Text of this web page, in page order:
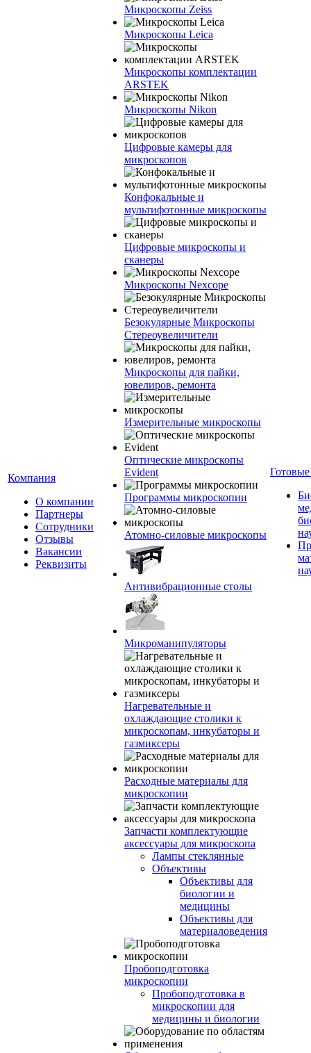
Компания
О компании
Партнеры
Сотрудники
Отзывы
Вакансии
Реквизиты
Микроскопы Zeiss
Микроскопы Leica
Микроскопы комплектации
ARSTEK
Микроскопы Nikon
Цифровые камеры для
микроскопов
Конфокальные и
мультифотонные микроскопы
Цифровые микроскопы и
сканеры
Микроскопы Nexcope
Безокулярные Микроскопы
Стереоувеличители
Микроскопы для пайки,
ювелиров, ремонта
Измерительные микроскопы
Оптические микроскопы
Evident
Программы микроскопии
Атомно-силовые микроскопы
Антивибрационные столы
Микроманипуляторы
Нагревательные и
охлаждающие столики к
микроскопам, инкубаторы и
газмиксеры
Расходные материалы для
микроскопии
Запчасти комплектующие
аксессуары для микроскопа
Лампы стеклянные
Объективы
Объективы для
биологии и
медицины
Объективы для
материаловедения
Пробоподготовка
микроскопии
Пробоподготовка в
микроскопии для
медицины и биологии